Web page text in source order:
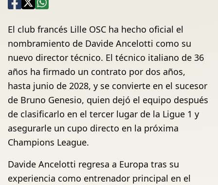
El club francés Lille OSC ha hecho oficial el
nombramiento de Davide Ancelotti como su
nuevo director técnico. El técnico italiano de 36
años ha firmado un contrato por dos años,
hasta junio de 2028, y se convierte en el sucesor
de Bruno Genesio, quien dejó el equipo después
de clasificarlo en el tercer lugar de la Ligue 1 y
asegurarle un cupo directo en la próxima
Champions League.
Davide Ancelotti regresa a Europa tras su
experiencia como entrenador principal en el